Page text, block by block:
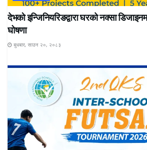
देभको इन्जिनियरिङद्वारा घरको नक्सा
घोषणा
बुधबार, साउन २०, २०८३